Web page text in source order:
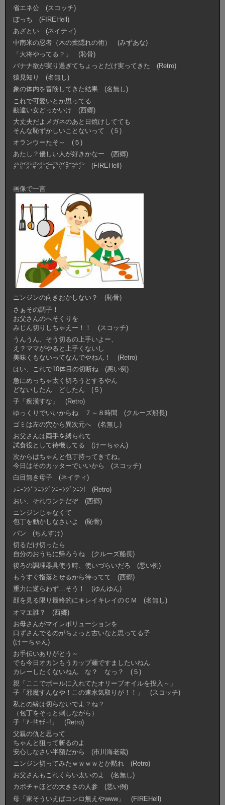
省エネ公 (スコッチ)
ぼっち (FIREHell)
あざとい (ネイティ)
中南米の忍者（木の葉隠れの術） (みずあな)
「大将やってる？」 (恥骨)
バナナ欲が実り過ぎてちょっとだけ実ってきた (Retro)
猿見知り (名無し)
象の体内を冒険してきた結果 (名無し)
これで可愛いとか思ってる
勘違い女どっかいけ (西郷)
大丈夫だよメガネのあと日焼けしてても
そんな恥ずかしいことないって (５)
オランウーたそ～ (５)
あたし？優しい人が好きかなー (西郷)
㍆㌋㌉㌏㌉㌸㌾㌋㌞㌹㌅ (FIREHell)
画像で一言
ニンジンの向きおかしない？ (恥骨)
さぁその調子！
お父さんのへそくりを
みじん切りしちゃえー！！ (スコッチ)
うんうん、そう切るの上手いよー、
え？ママがやると上手くないし
美味くもないってなんでやねん！ (Retro)
はい、これで10体目の切断ね (悪い例)
急にめっちゃ太く切ろうとするやん
どないしたん どしたん (５)
子「痴漢すな」 (Retro)
ゆっくりでいいからね ７～８時間 (クルーズ船長)
ゴミは左の穴から異次元へ (名無し)
お父さんは両手を縛られて
試食役として待機してる (けーちゃん)
次からはちゃんと包丁持ってきてね。
今日はそのカッターでいいから (スコッチ)
白目無き母子 (ネイティ)
♪ﾆｰﾝｼﾞﾝﾆﾝｼﾞﾝﾆｰﾝｼﾞﾝﾆﾝ! (Retro)
おい、それウンチだぞ (西郷)
ニンジンじゃなくて
包丁を動かしなさいよ (恥骨)
パン (ちんすけ)
切るだけ切ったら
自分のおうちに帰ろうね (クルーズ船長)
後ろの調理器具使う時、使いづらいだろ (悪い例)
もうすぐ指落とせるから待ってて (西郷)
重力に逆らわず…そう！ (ゆんゆん)
顔を見る限り最終的にキレイキレイのＣＭ (名無し)
オマエ誰？ (西郷)
お母さんがマイレボリューションを
口ずさんでるのがちょっと古いなと思ってる子
(けーちゃん)
お手伝いありがとう～
でも今日オカンもうカップ麺ですましたいねん
カレーしたくないねん な？ なっ？ (５)
親「ここでボールに入れてたオリーブオイルを投入～」
子「邪魔すんなや！この速水気取りが！！」 (スコッチ)
私との縁は切らないでよ？ね？
（包丁をそっと刺しながら）
子「ｱｰ!ｷﾓﾁｰ!」 (Retro)
父親の仇と思って
ちゃんと狙って斬るのよ
安心しなさい半額だから (市川海老蔵)
ニンジン切ってみたｗｗｗｗとか黙れ (Retro)
お父さんもこれくらい太いのよ (名無し)
カボチャほどの大きさの人参 (悪い例)
母「家そういえばコンロ無えやwww」 (FIREHell)